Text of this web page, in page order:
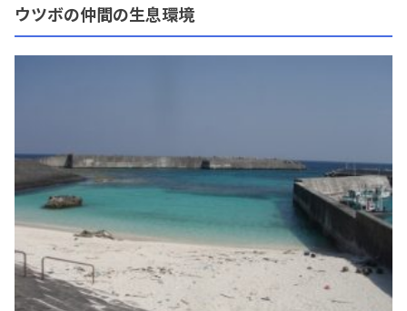
ウツボの仲間の生息環境